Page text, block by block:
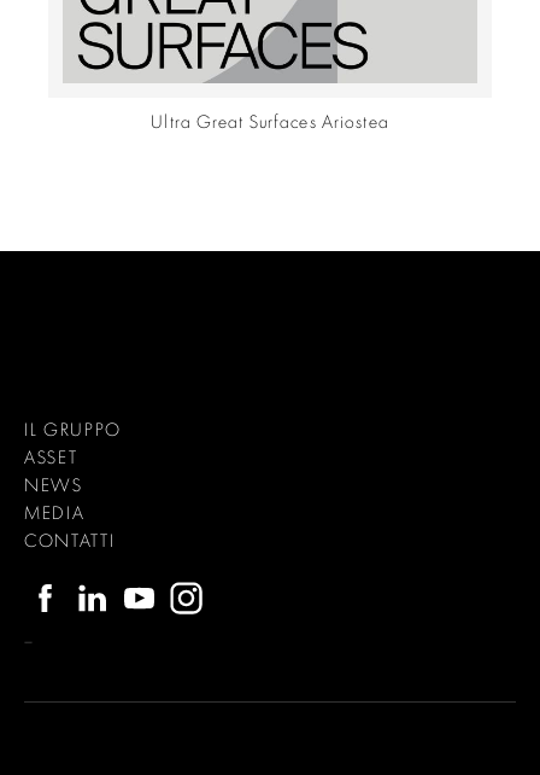
Ultra Great Surfaces Ariostea
IL GRUPPO
ASSET
NEWS
MEDIA
CONTATTI
–